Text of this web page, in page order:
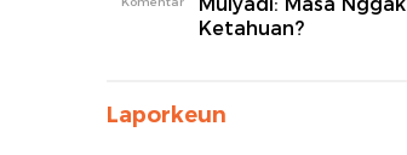
Ketahuan?
Laporkeun